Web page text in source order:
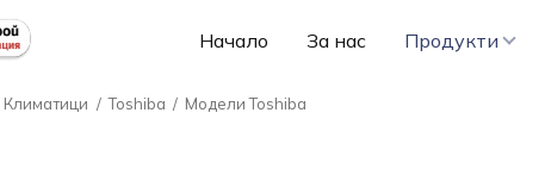
Начало За нас Продукти
Климатици / Toshiba / Модели Toshiba